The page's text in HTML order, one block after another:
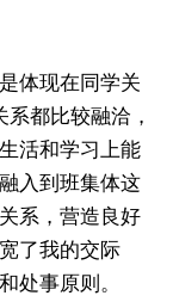
体现在同学关
都比较融洽，
活和学习上能
入到班集体这
系，营造良好
了我的交际
处事原则。